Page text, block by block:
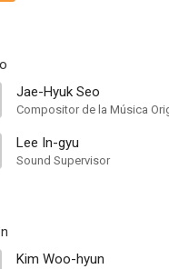
Jae-Hyuk Seo
Compositor de la Música
Lee In-gyu
Sound Supervisor
Kim Woo-hyun